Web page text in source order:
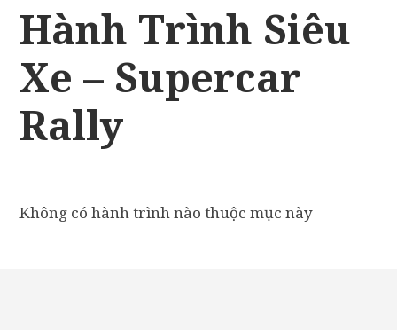
Hành Trình Siêu
Xe – Supercar
Rally
Không có hành trình nào thuộc mục này